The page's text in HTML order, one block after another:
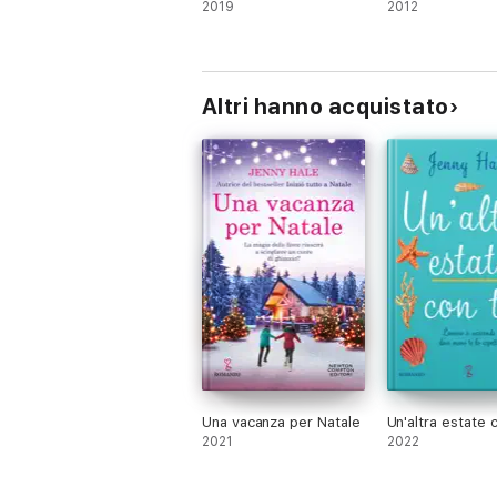
pubblicati in Italia dalla Newton Compton.
2019 2012
Altri hanno acquistato
Una vacanza per Natale
2021
Un'altra estate
2022